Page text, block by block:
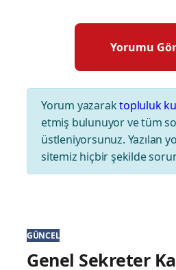
Yorum yazaraktopluluk
etmiş bulunuyor ve tüm
üstleniyorsunuz. Yazılan
sitemiz hiçbir şekilde
GÜNCEL
Genel Sekreter